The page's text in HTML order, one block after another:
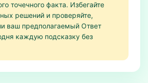
точечного факта. Избегайте
решений и проверяйте,
ваш предполагаемый Ответ
каждую подсказку без